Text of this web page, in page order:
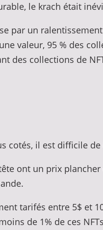
le krach était
par un
valeur, 95 % des
des collections de
cotés, il est difficile
ont un prix
tarifés entre 5$ et
de 1% de ces